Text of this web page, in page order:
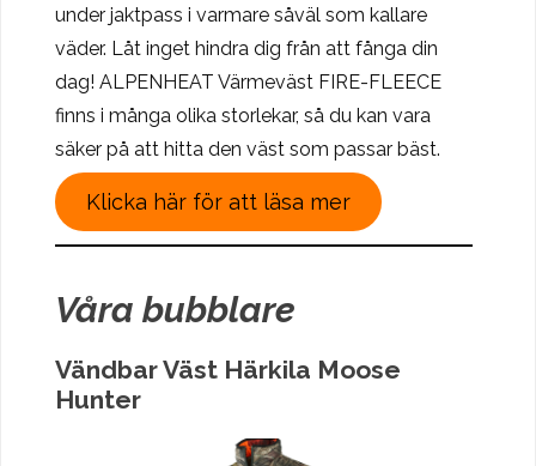
under jaktpass i varmare såväl som kallare
väder. Låt inget hindra dig från att fånga din
dag! ALPENHEAT Värmeväst FIRE-FLEECE
finns i många olika storlekar, så du kan vara
säker på att hitta den väst som passar bäst.
Klicka här för att läsa mer
Våra bubblare
Vändbar Väst Härkila Moose
Hunter